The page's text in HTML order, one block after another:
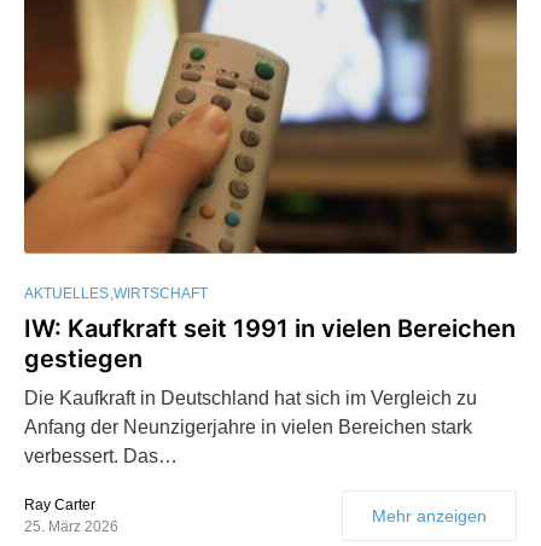
AKTUELLES WIRTSCHAFT
IW: Kaufkraft seit 1991 in vielen Bereichen
gestiegen
Die Kaufkraft in Deutschland hat sich im Vergleich zu
Anfang der Neunzigerjahre in vielen Bereichen stark
verbessert. Das…
Ray Carter
25. März 2026
Mehr anzeigen